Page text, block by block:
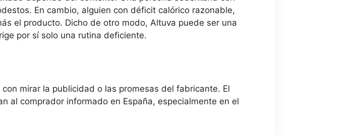
En cambio, alguien con déficit calórico razonable,
el producto. Dicho de otro modo, Altuva puede ser una
por sí solo una rutina deficiente.
mirar la publicidad o las promesas del fabricante. El
al comprador informado en España, especialmente en el